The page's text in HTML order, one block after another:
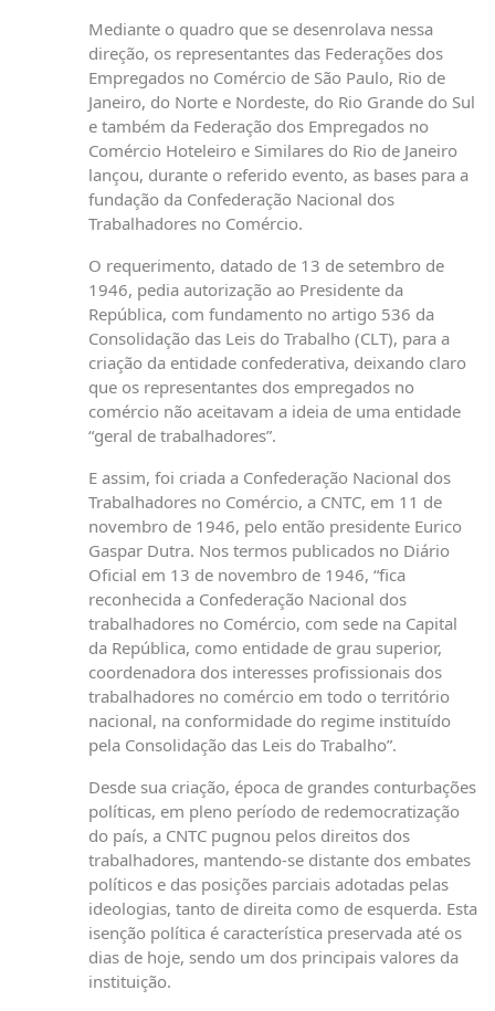
Mediante o quadro que se desenrolava nessa
direção, os representantes das Federações dos
Empregados no Comércio de São Paulo, Rio de
Janeiro, do Norte e Nordeste, do Rio Grande do Sul
e também da Federação dos Empregados no
Comércio Hoteleiro e Similares do Rio de Janeiro
lançou, durante o referido evento, as bases para a
fundação da Confederação Nacional dos
Trabalhadores no Comércio.
O requerimento, datado de 13 de setembro de
1946, pedia autorização ao Presidente da
República, com fundamento no artigo 536 da
Consolidação das Leis do Trabalho (CLT), para a
criação da entidade confederativa, deixando claro
que os representantes dos empregados no
comércio não aceitavam a ideia de uma entidade
“geral de trabalhadores”.
E assim, foi criada a Confederação Nacional dos
Trabalhadores no Comércio, a CNTC, em 11 de
novembro de 1946, pelo então presidente Eurico
Gaspar Dutra. Nos termos publicados no Diário
Oficial em 13 de novembro de 1946, “fica
reconhecida a Confederação Nacional dos
trabalhadores no Comércio, com sede na Capital
da República, como entidade de grau superior,
coordenadora dos interesses profissionais dos
trabalhadores no comércio em todo o território
nacional, na conformidade do regime instituído
pela Consolidação das Leis do Trabalho”.
Desde sua criação, época de grandes conturbações
políticas, em pleno período de redemocratização
do país, a CNTC pugnou pelos direitos dos
trabalhadores, mantendo-se distante dos embates
políticos e das posições parciais adotadas pelas
ideologias, tanto de direita como de esquerda. Esta
isenção política é característica preservada até os
dias de hoje, sendo um dos principais valores da
instituição.